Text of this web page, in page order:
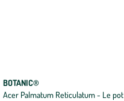
BOTANIC®
Acer Palmatum Reticulatum - Le pot